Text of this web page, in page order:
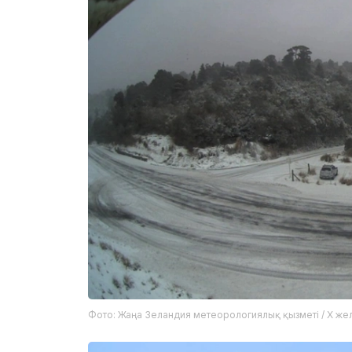
Фото: Жаңа Зеландия метеорологиялық қызметі / X